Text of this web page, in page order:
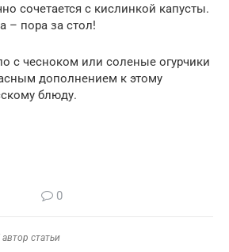
сочетается с кислинкой капусты.
– пора за стол!
с чесноком или соленые огурчики
дополнением к этому
блюду.
0
статьи